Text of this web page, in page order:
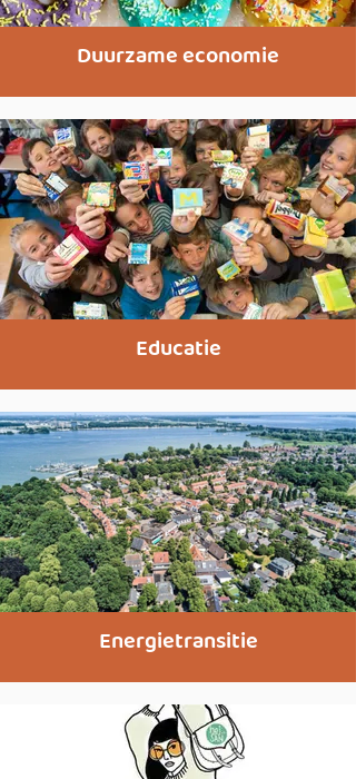
Duurzame economie
Educatie
Energietransitie